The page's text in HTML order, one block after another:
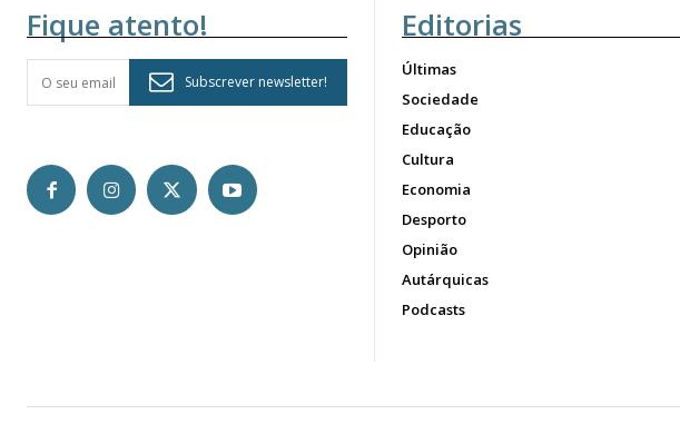
Fique atento!
Subscrever newsletter!
Editorias
Últimas
Sociedade
Educação
Cultura
Economia
Desporto
Opinião
Autárquicas
Podcasts